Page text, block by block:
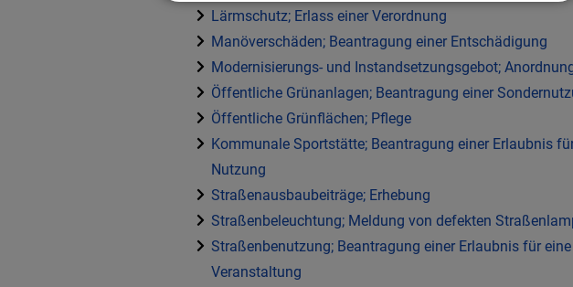
Lärmschutz; Erlass einer Verordnung
Manöverschäden; Beantragung einer Entschädigung
Modernisierungs- und Instandsetzungsgebot;
Öffentliche Grünanlagen; Beantragung einer
Öffentliche Grünflächen; Pflege
Kommunale Sportstätte; Beantragung einer Erlaubnis
Nutzung
Straßenausbaubeiträge; Erhebung
Straßenbeleuchtung; Meldung von defekten
Straßenbenutzung; Beantragung einer Erlaubnis für eine
Veranstaltung